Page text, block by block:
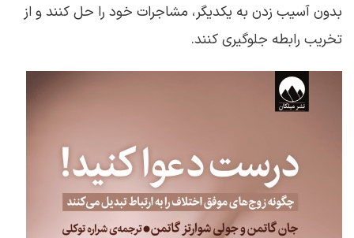
بدون آسیب زدن به یکدیگر، مشاجرات خود را حل کنند و از
تخریب رابطه جلوگیری کنند.